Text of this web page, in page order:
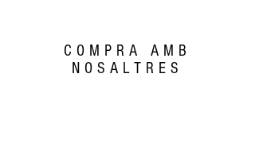
COMPRA AMB
NOSALTRES